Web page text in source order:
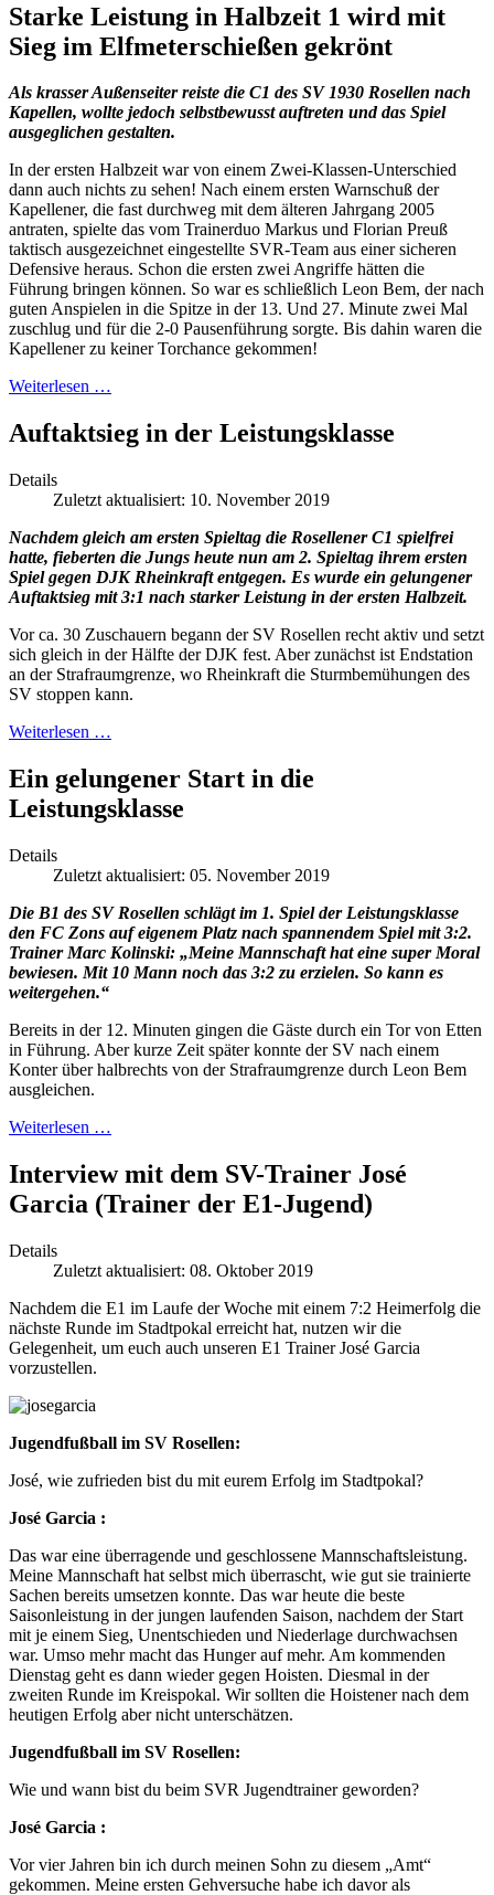
Starke Leistung in Halbzeit 1 wird mit
Sieg im Elfmeterschießen gekrönt
Als krasser Außenseiter reiste die C1 des SV 1930 Rosellen nach
Kapellen, wollte jedoch selbstbewusst auftreten und das Spiel
ausgeglichen gestalten.
In der ersten Halbzeit war von einem Zwei-Klassen-Unterschied
dann auch nichts zu sehen! Nach einem ersten Warnschuß der
Kapellener, die fast durchweg mit dem älteren Jahrgang 2005
antraten, spielte das vom Trainerduo Markus und Florian Preuß
taktisch ausgezeichnet eingestellte SVR-Team aus einer sicheren
Defensive heraus. Schon die ersten zwei Angriffe hätten die
Führung bringen können. So war es schließlich Leon Bem, der nach
guten Anspielen in die Spitze in der 13. Und 27. Minute zwei Mal
zuschlug und für die 2-0 Pausenführung sorgte. Bis dahin waren die
Kapellener zu keiner Torchance gekommen!
Weiterlesen …
Auftaktsieg in der Leistungsklasse
Details
Zuletzt aktualisiert: 10. November 2019
Nachdem gleich am ersten Spieltag die Rosellener C1 spielfrei
hatte, fieberten die Jungs heute nun am 2. Spieltag ihrem ersten
Spiel gegen DJK Rheinkraft entgegen. Es wurde ein gelungener
Auftaktsieg mit 3:1 nach starker Leistung in der ersten Halbzeit.
Vor ca. 30 Zuschauern begann der SV Rosellen recht aktiv und setzt
sich gleich in der Hälfte der DJK fest. Aber zunächst ist Endstation
an der Strafraumgrenze, wo Rheinkraft die Sturmbemühungen des
SV stoppen kann.
Weiterlesen …
Ein gelungener Start in die
Leistungsklasse
Details
Zuletzt aktualisiert: 05. November 2019
Die B1 des SV Rosellen schlägt im 1. Spiel der Leistungsklasse
den FC Zons auf eigenem Platz nach spannendem Spiel mit 3:2.
Trainer Marc Kolinski: „Meine Mannschaft hat eine super Moral
bewiesen. Mit 10 Mann noch das 3:2 zu erzielen. So kann es
weitergehen.“
Bereits in der 12. Minuten gingen die Gäste durch ein Tor von Etten
in Führung. Aber kurze Zeit später konnte der SV nach einem
Konter über halbrechts von der Strafraumgrenze durch Leon Bem
ausgleichen.
Weiterlesen …
Interview mit dem SV-Trainer José
Garcia (Trainer der E1-Jugend)
Details
Zuletzt aktualisiert: 08. Oktober 2019
Nachdem die E1 im Laufe der Woche mit einem 7:2 Heimerfolg die
nächste Runde im Stadtpokal erreicht hat, nutzen wir die
Gelegenheit, um euch auch unseren E1 Trainer José Garcia
vorzustellen.
Jugendfußball im SV Rosellen:
José, wie zufrieden bist du mit eurem Erfolg im Stadtpokal?
José Garcia :
Das war eine überragende und geschlossene Mannschaftsleistung.
Meine Mannschaft hat selbst mich überrascht, wie gut sie trainierte
Sachen bereits umsetzen konnte. Das war heute die beste
Saisonleistung in der jungen laufenden Saison, nachdem der Start
mit je einem Sieg, Unentschieden und Niederlage durchwachsen
war. Umso mehr macht das Hunger auf mehr. Am kommenden
Dienstag geht es dann wieder gegen Hoisten. Diesmal in der
zweiten Runde im Kreispokal. Wir sollten die Hoistener nach dem
heutigen Erfolg aber nicht unterschätzen.
Jugendfußball im SV Rosellen:
Wie und wann bist du beim SVR Jugendtrainer geworden?
José Garcia :
Vor vier Jahren bin ich durch meinen Sohn zu diesem „Amt“
gekommen. Meine ersten Gehversuche habe ich davor als